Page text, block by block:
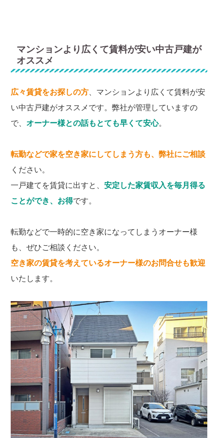
マンションより広くて賃料が安い中古戸建が
オススメ
広々賃貸をお探しの方 、マンションより広くて賃料が安
い中古戸建がオススメです。弊社が管理していますの
で、オーナー様との話もとても早くて安心。
転勤などで家を空き家にしてしまう方も、弊社にご相談
ください。
一戸建てを賃貸に出すと、安定した家賃収入を毎月得る
ことができ、お得です。
転勤などで一時的に空き家になってしまうオーナー様
も、ぜひご相談ください。
空き家の賃貸を考えているオーナー様のお問合せも歓迎
いたします。